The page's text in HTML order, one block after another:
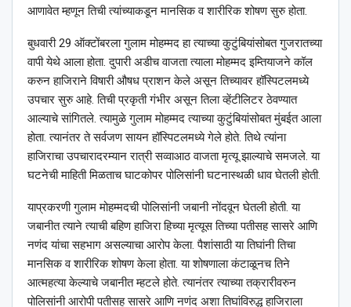
आणावेत म्हणून तिची त्यांच्याकडून मानसिक व शारीरिक शोषण सुरु होता.
बुधवारी 29 ऑक्टोंबरला गुलाम मोहम्मद हा त्याच्या कुटुंबियांसोबत गुजरातच्या
वापी येथे आला होता. दुपारी अडीच वाजता त्याला मोहम्मद इम्तियाजने कॉल
करुन हाजिराने विषारी औषध प्राशन केले असून तिच्यावर हॉस्पिटलमध्ये
उपचार सुरु आहे. तिची प्रकृती गंभीर असून तिला व्हेंटीलिटर ठेवण्यात
आल्याचे सांगितले. त्यामुळे गुलाम मोहम्मद त्याच्या कुटुंबियांसोबत मुंबईत आला
होता. त्यानंतर ते सर्वजण सायन हॉस्पिटलमध्ये गेले होते. तिथे त्यांना
हाजिराचा उपचारादरम्यान रात्री सव्वाआठ वाजता मृत्यू झाल्याचे समजले. या
घटनेची माहिती मिळताच घाटकोपर पोलिसांनी घटनास्थळी धाव घेतली होती.
याप्रकरणी गुलाम मोहम्मदची पोलिसांनी जबानी नोंदवून घेतली होती. या
जबानीत त्याने त्याची बहिण हाजिरा हिच्या मृत्यूस तिच्या पतीसह सासरे आणि
नणंद यांचा सहभाग असल्याचा आरोप केला. पैशांसाठी या तिघांनी तिचा
मानसिक व शारीरिक शोषण केला होता. या शोषणाला कंटाळूनच तिने
आत्महत्या केल्याचे जबानीत म्हटले होते. त्यानंतर त्याच्या तक्रारीवरुन
पोलिसांनी आरोपी पतीसह सासरे आणि नणंद अशा तिघांविरुद्ध हाजिराला